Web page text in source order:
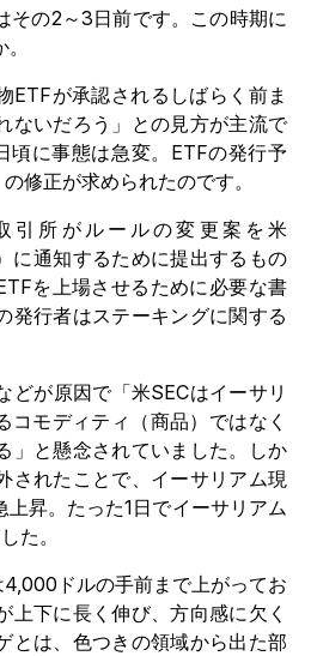
その2～3日前です。この時期に
ETFが承認されるしばらく前ま
ないだろう」との見方が主流で
頃に事態は急変。ETFの発行予
修正が求められたのです。
引所がルールの変更案を米
に通知するために提出するもの
を上場させるために必要な書
発行者はステーキングに関する
どが原因で「米SECはイーサリ
コモディティ（商品）ではなく
」と懸念されていました。しか
されたことで、イーサリアム現
昇。たった1日でイーサリアム
た。
ドルの手前まで上がってお
上下に長く伸び、方向感に欠く
とは、色つきの領域から出た部